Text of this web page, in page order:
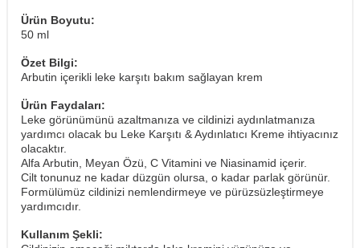
Ürün Boyutu:
50 ml
Özet Bilgi:
Arbutin içerikli leke karşıtı bakım sağlayan krem
Ürün Faydaları:
Leke görünümünü azaltmanıza ve cildinizi aydınlatmanıza
yardımcı olacak bu Leke Karşıtı & Aydınlatıcı Kreme ihtiyacınız
olacaktır.
Alfa Arbutin, Meyan Özü, C Vitamini ve Niasinamid içerir.
Cilt tonunuz ne kadar düzgün olursa, o kadar parlak görünür.
Formülümüz cildinizi nemlendirmeye ve pürüzsüzleştirmeye
yardımcıdır.
Kullanım Şekli: